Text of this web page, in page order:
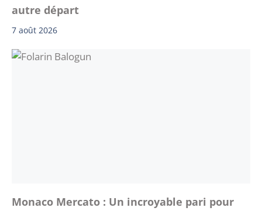
autre départ
7 août 2026
Monaco Mercato : Un incroyable pari pour